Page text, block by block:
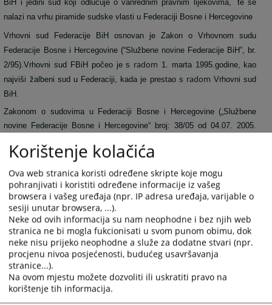
BiH i jedini sud koji odlučuje o vanrednim pravnim lijekovima,
te se
nalazi na vrhu piramide sudske vlasti u Federaciji Bosne i Hercegovine
Vrhovni sud Federacije BiH osnovan je Zakon o Vrhovnom sudu
Federacije Bosne i Hercegovine (“Službene novine Federacije BiH”, br.
2/95).Vrhovni sud FBiH počeo je s radom 1. marta 1995.godine, kao
najviši žalbeni sud u Federaciji, kada je prestao s radom Vrhovni sud
BiH.
Zakonom o sudovima u Federaciji Bosne i Hercegovine („Službene
novine Federacije Bosne i Hercegovine“ broj: 38/05 od 04.07. 2005.
do člana 29. utvrđena je stvarna i mjesna nadležnost općinskih,
kantonalnih sudova i Vrhovnog suda Federacije Bosne i Hercegovine.
Stupanjem na snagu tog Zakona, prestaje da važi Zakon o Vrhovnom
sudu Federacije Bosne i Hercegovine (“Službene novine Federacije
BiH”, br. 2/95).
Zakonom o sudovima FBiH garantovana je samostalnost i nezavisnost
od zakonodavne i izvršne vlasti. Niko ne smije uticati na nezavisnost i
nepristrasnost sudije pri odlučivanju u predmetima koji su mu dodijeljeni
u rad. Sudovi štite prava i slobode zagarantirane ustavima Bosne i
Hercegovine, Federacije i kantona i zakonom, te osiguravaju ustavnost
Korištenje kolačića
Ova web stranica koristi određene skripte koje mogu
pohranjivati i koristiti određene informacije iz vašeg
browsera i vašeg uređaja (npr. IP adresa uređaja, varijable o
sesiji unutar browsera, ...).
Neke od ovih informacija su nam neophodne i bez njih web
stranica ne bi mogla fukcionisati u svom punom obimu, dok
neke nisu prijeko neophodne a služe za dodatne stvari (npr.
procjenu nivoa posjećenosti, budućeg usavršavanja
stranice...).
Na ovom mjestu možete dozvoliti ili uskratiti pravo na
korištenje tih informacija.